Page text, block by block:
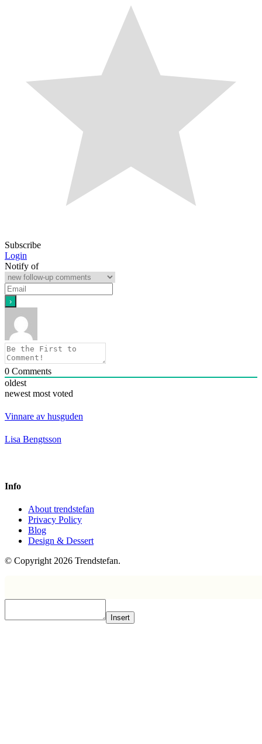
Subscribe
Login
Notify of
0 Comments
oldest
newest most voted
Vinnare av husguden
Lisa Bengtsson
Info
About trendstefan
Privacy Policy
Blog
Design & Dessert
© Copyright 2026 Trendstefan.
Insert